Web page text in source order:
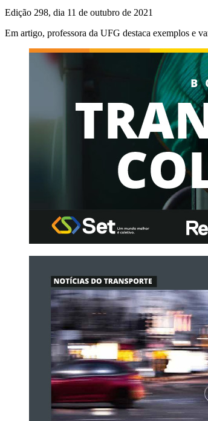
Edição 298, dia 11 de outubro de 2021
Em artigo, professora da UFG destaca exemplos e